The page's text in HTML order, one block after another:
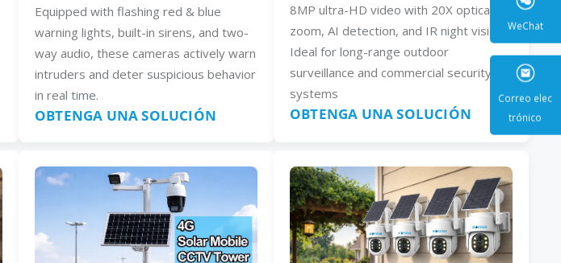
Equipped with flashing red & blue
warning lights, built-in sirens, and two-
way audio, these cameras actively warn
intruders and deter suspicious behavior
in real time.
OBTENGA UNA SOLUCIÓN
8MP ultra-HD video with 20X optical
zoom, AI detection, and IR night vision.
Ideal for long-range outdoor
surveillance and commercial security
systems
OBTENGA UNA SOLUCIÓN
Correo